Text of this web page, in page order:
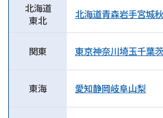
北海道
東北
北海道青森岩手宮城
関東 東京神奈川埼玉千葉
東海 愛知静岡岐阜山梨